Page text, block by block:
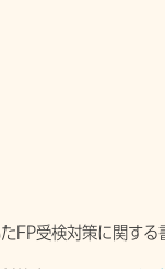
FP受検対策に関する